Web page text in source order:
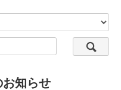
お知らせ